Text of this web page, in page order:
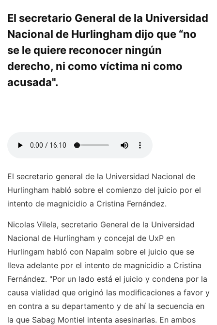
El secretario General de la Universidad
Nacional de Hurlingham dijo que “no
se le quiere reconocer ningún
derecho, ni como víctima ni como
acusada".
El secretario general de la Universidad Nacional de
Hurlingham habló sobre el comienzo del juicio por el
intento de magnicidio a Cristina Fernández.
Nicolas Vilela, secretario General de la Universidad
Nacional de Hurlingham y concejal de UxP en
Hurlingam habló con Napalm sobre el juicio que se
lleva adelante por el intento de magnicidio a Cristina
Fernández. "Por un lado está el juicio y condena por la
causa vialidad que originó las modificaciones a favor y
en contra a su departamento y de ahí la secuencia en
la que Sabag Montiel intenta asesinarlas. En ambos